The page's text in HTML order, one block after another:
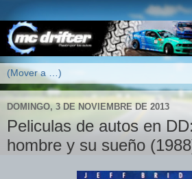
DOMINGO, 3 DE NOVIEMBRE DE 2013
Peliculas de autos en
hombre y su sueño